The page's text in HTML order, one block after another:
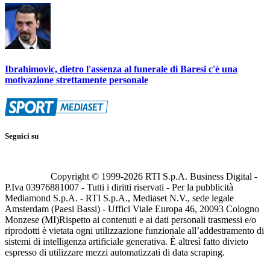
Ibrahimovic, dietro l'assenza al funerale di Baresi c'è una
motivazione strettamente personale
Seguici su
Copyright © 1999-2026 RTI S.p.A. Business Digital -
P.Iva 03976881007 - Tutti i diritti riservati - Per la pubblicità
Mediamond S.p.A. - RTI S.p.A., Mediaset N.V., sede legale
Amsterdam (Paesi Bassi) - Uffici Viale Europa 46, 20093 Cologno
Monzese (MI)Rispetto ai contenuti e ai dati personali trasmessi e/o
riprodotti è vietata ogni utilizzazione funzionale all’addestramento di
sistemi di intelligenza artificiale generativa. È altresì fatto divieto
espresso di utilizzare mezzi automatizzati di data scraping.